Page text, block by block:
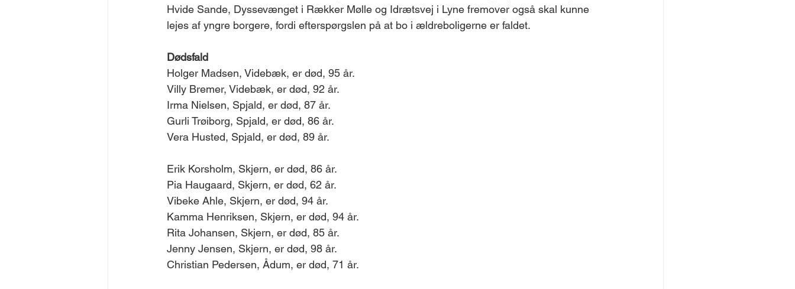
Hvide Sande, Dyssevænget i Rækker Mølle og Idrætsvej i Lyne fremover også skal kunne
lejes af yngre borgere, fordi efterspørgslen på at bo i ældreboligerne er faldet.
Dødsfald
Holger Madsen, Videbæk, er død, 95 år.
Villy Bremer, Videbæk, er død, 92 år.
Irma Nielsen, Spjald, er død, 87 år.
Gurli Trøiborg, Spjald, er død, 86 år.
Vera Husted, Spjald, er død, 89 år.
Erik Korsholm, Skjern, er død, 86 år.
Pia Haugaard, Skjern, er død, 62 år.
Vibeke Ahle, Skjern, er død, 94 år.
Kamma Henriksen, Skjern, er død, 94 år.
Rita Johansen, Skjern, er død, 85 år.
Jenny Jensen, Skjern, er død, 98 år.
Christian Pedersen, Ådum, er død, 71 år.